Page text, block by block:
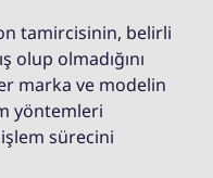
tamircisinin, belirli
olup olmadığını
marka ve modelin
yöntemleri
sürecini